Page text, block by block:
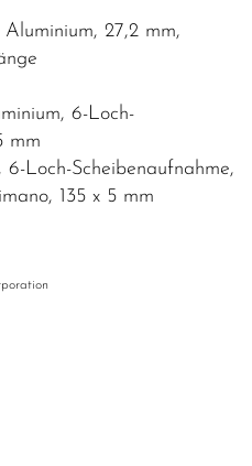
27,2 mm,
6-Loch-
mm
Loch-Scheibenaufnahme,
135 x 5 mm